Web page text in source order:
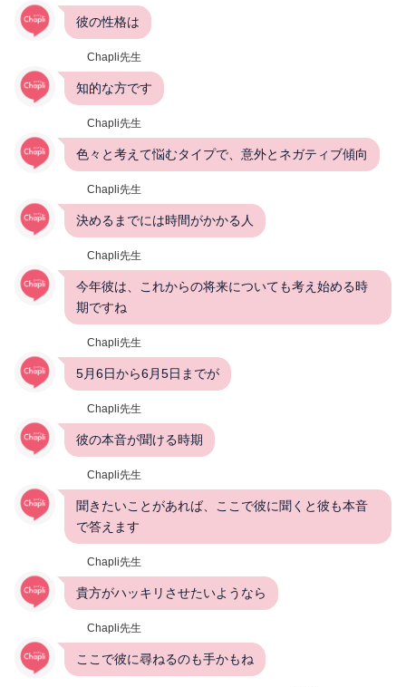
彼の性格は
Chapli先生
知的な方です
Chapli先生
色々と考えて悩むタイプで、意外とネガティブ傾向
Chapli先生
決めるまでには時間がかかる人
Chapli先生
今年彼は、これからの将来についても考え始める時
期ですね
Chapli先生
5月6日から6月5日までが
Chapli先生
彼の本音が聞ける時期
Chapli先生
聞きたいことがあれば、ここで彼に聞くと彼も本音
で答えます
Chapli先生
貴方がハッキリさせたいようなら
Chapli先生
ここで彼に尋ねるのも手かもね